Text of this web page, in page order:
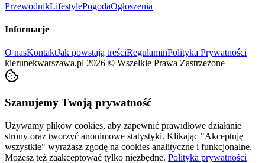
PrzewodnikLifestylePogodaOgłoszenia
Informacje
O nasKontaktJak powstają treściRegulaminPolityka Prywatności
kierunekwarszawa.pl 2026 © Wszelkie Prawa Zastrzeżone
Szanujemy Twoją prywatność
Używamy plików cookies, aby zapewnić prawidłowe działanie
strony oraz tworzyć anonimowe statystyki. Klikając "Akceptuję
wszystkie" wyrażasz zgodę na cookies analityczne i funkcjonalne.
Możesz też zaakceptować tylko niezbędne. Polityka prywatności